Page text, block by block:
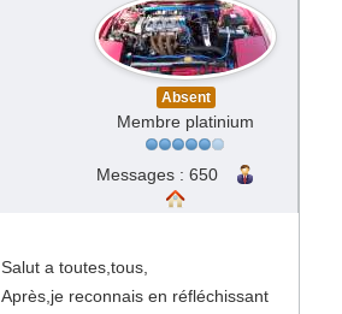
Absent
Membre platinium
Messages : 650
Salut a toutes,tous,
Après,je reconnais en réfléchissant